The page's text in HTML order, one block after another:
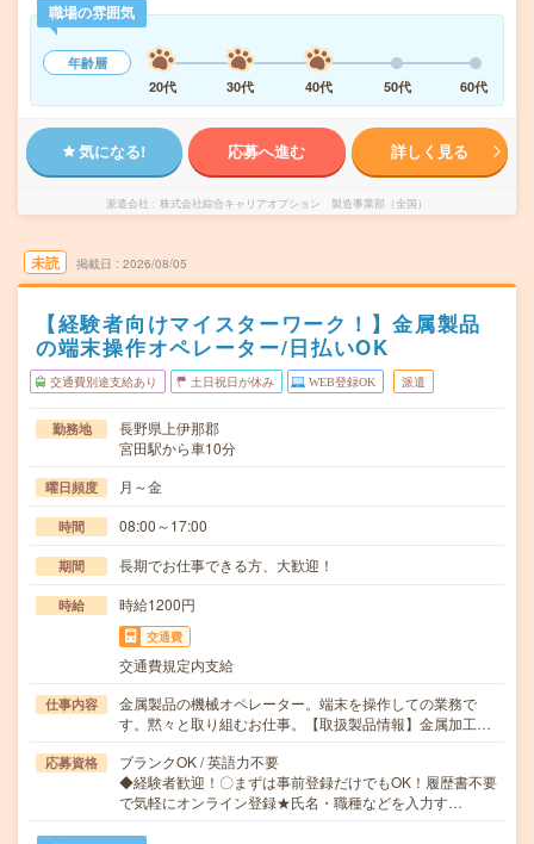
職場の雰囲気
年齢層
20代
30代 40代 50代 60代
気になる! 応募へ進む 詳しく見る
派遣会社 株式会社綜合キャリアオプション 製造事業部（全国）
未読 掲載日 2026/08/05
【経験者向けマイスターワーク！】金属製品
の端末操作オペレーター/日払いOK
交通費別途支給あり 土日祝日が休み WEB登録OK 派遣
勤務地
長野県上伊那郡
宮田駅から車10分
曜日頻度 月～金
時間 08:00～17:00
期間 長期でお仕事できる方、大歓迎！
時給 時給1200円
交通費
交通費規定内支給
仕事内容
金属製品の機械オペレーター。端末を操作しての業務で
す。黙々と取り組むお仕事。【取扱製品情報】金属加工…
応募資格
ブランクOK / 英語力不要
◆経験者歓迎！〇まずは事前登録だけでもOK！履歴書不要
で気軽にオンライン登録★氏名・職種などを入力す…